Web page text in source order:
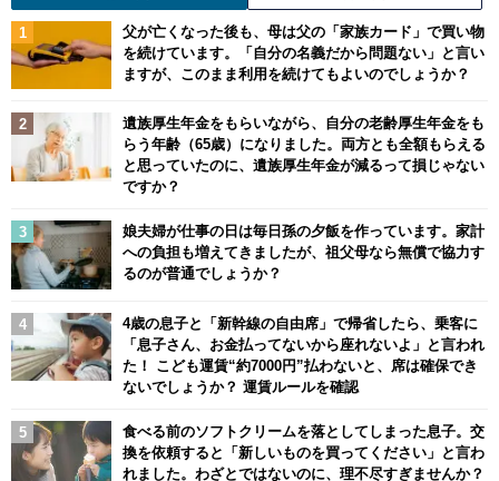
父が亡くなった後も、母は父の「家族カード」で買い物
を続けています。「自分の名義だから問題ない」と言い
ますが、このまま利用を続けてもよいのでしょうか？
遺族厚生年金をもらいながら、自分の老齢厚生年金をも
らう年齢（65歳）になりました。両方とも全額もらえる
と思っていたのに、遺族厚生年金が減るって損じゃない
ですか？
娘夫婦が仕事の日は毎日孫の夕飯を作っています。家計
への負担も増えてきましたが、祖父母なら無償で協力す
るのが普通でしょうか？
4歳の息子と「新幹線の自由席」で帰省したら、乗客に
「息子さん、お金払ってないから座れないよ」と言われ
た！ こども運賃“約7000円”払わないと、席は確保でき
ないでしょうか？ 運賃ルールを確認
食べる前のソフトクリームを落としてしまった息子。交
換を依頼すると「新しいものを買ってください」と言わ
れました。わざとではないのに、理不尽すぎませんか？